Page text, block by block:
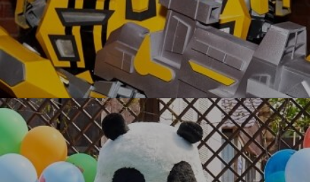
УЗНАТЬ БОЛЬШЕ
Бамблби VIP